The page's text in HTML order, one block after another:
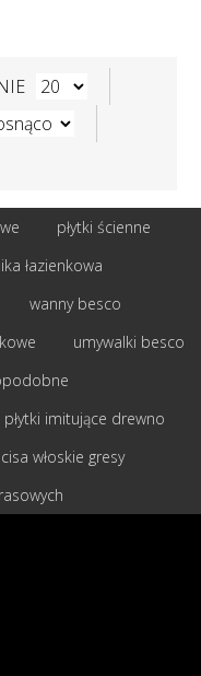
płytki ścienne
łazienkowa
wanny besco
umywalki besco
płytki imitujące drewno
cisa włoskie gresy